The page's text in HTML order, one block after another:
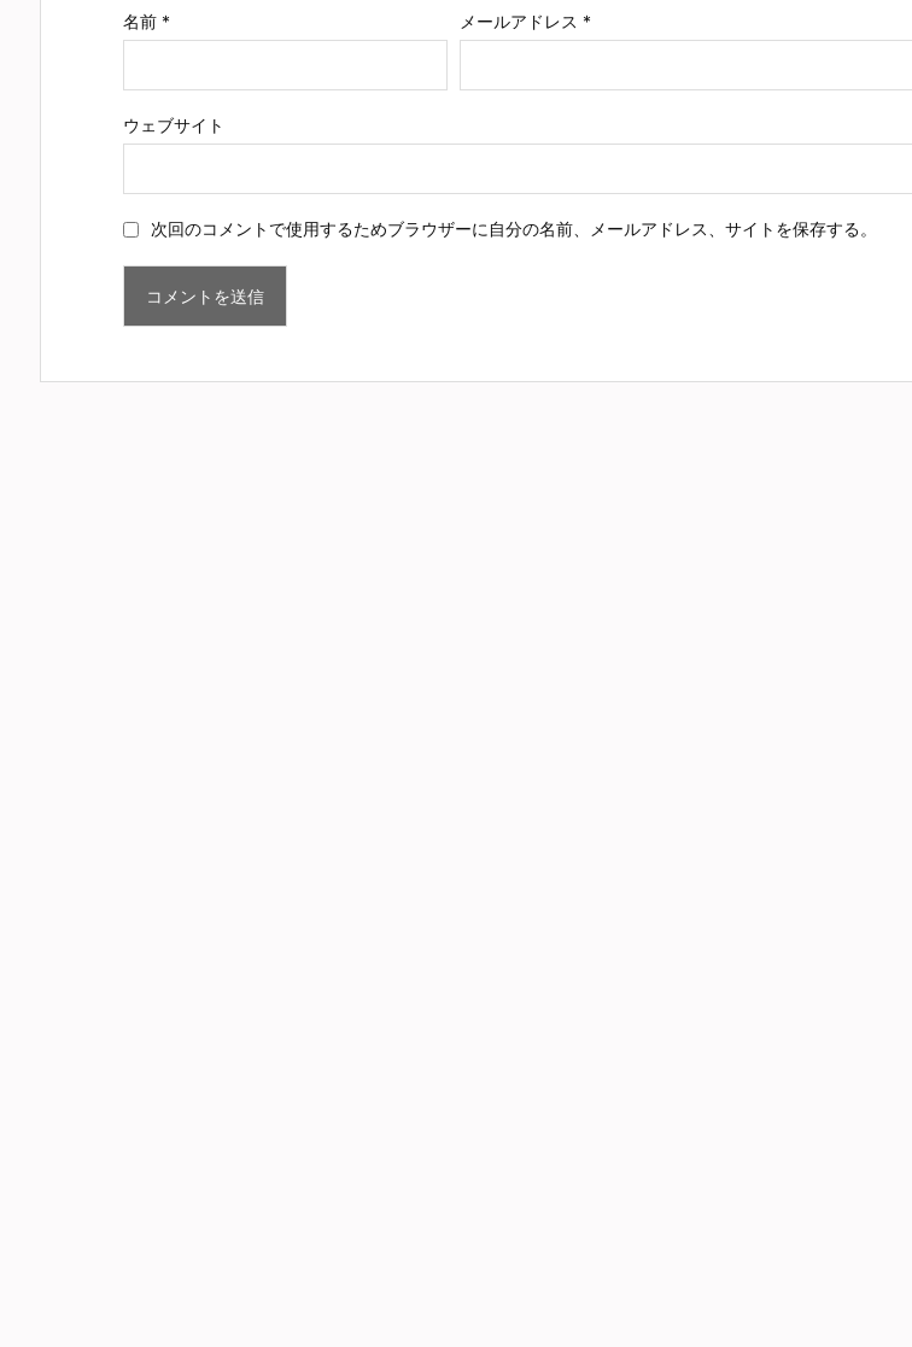
名前 * メールアドレス *
ウェブサイト
次回のコメントで使用するためブラウザーに自分の名前、メールアドレス、サイトを保存する。